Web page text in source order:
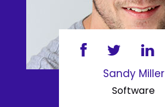
Sandy Miller
Software